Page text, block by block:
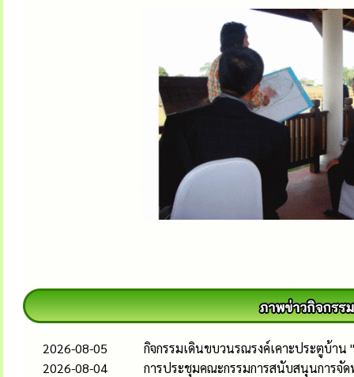
2026-08-05
กิจกรรมเดินขบวนรณรงค์เคาะประตูบ้าน
2026-08-04
การประชุมคณะกรรมการสนับสนุนการจั